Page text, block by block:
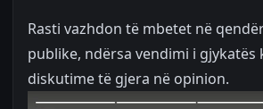
Rasti vazhdon të mbetet në
publike, ndërsa vendimi i gjykatës
diskutime të gjera në opinion.